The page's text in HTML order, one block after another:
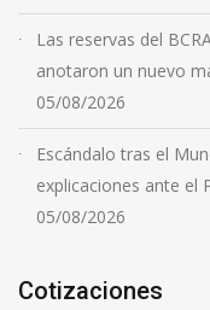
Las reservas del
anotaron un nuevo
05/08/2026
Escándalo tras el
explicaciones ante el
05/08/2026
Cotizaciones